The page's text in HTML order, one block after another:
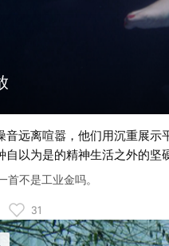
音远离喧嚣，他们用沉重展示
自以为是的精神生活之外的坚
里，总让人绕不开对自我价值
Cover From Harao
首不是工业金吗。
31